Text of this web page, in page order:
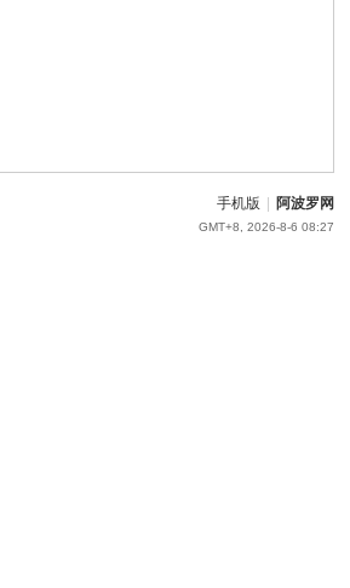
手机版 阿波罗网
GMT+8, 2026-8-6 08:27